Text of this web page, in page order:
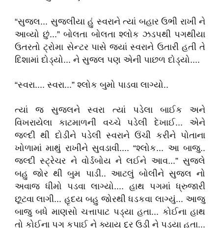
“સુજલ... સુજલીયા હું સ્વરાને ત્યાં બહાર ઉભી રાખી ને
આવ્યો છું...” બોલતા બોલતા શ્લોક ઝડપથી પગથીયા
ઉતરતો ટ્રોમા સેન્ટર પાસે જ્યાં સ્વરાને ઉતારી હતી તે
દિશામાં દોડ્યો... ને સુજલ પણ એની પાછળ દોડ્યો....
“સ્વરા.... સ્વરા...” શ્લોક બુમો પાડવા લાગ્યો..
ત્યાં જ સુજલને સ્વરા ત્યાં પડેલા બાઈક અને
વિખરાયેલા કાટમાળની વચ્ચે પડેલી દેખાઈ... એને
જલ્દી થી દોડીને પડેલી સ્વરાને ઉંચી કરીને પોતાના
ખોળામાં માથું રાખીને સુવડાવી.... “શ્લોક... આ બાજુ..
જલ્દી સ્ટ્રેચર ને વોર્ડબોય ને લઈને આવ...” સુજલે
બહુ જોર થી બુમ પાડી.. આટલું બોલીને સુજલ નો
અવાજ ધીમો પડવા લાગ્યો.... હાથ પગમાં ધ્રુજારી
છૂટવા લાગી... હૃદય બહુ જોરથી ધડકવા લાગ્યું... આજુ
બાજુ બધે માણસો ચત્તાપાટ પડ્યા હતા... કોઈના હાથ
તો કોઈના પગ કપાઈ ને ક્યાય દુર ઉડી ને પડ્યા હતા...